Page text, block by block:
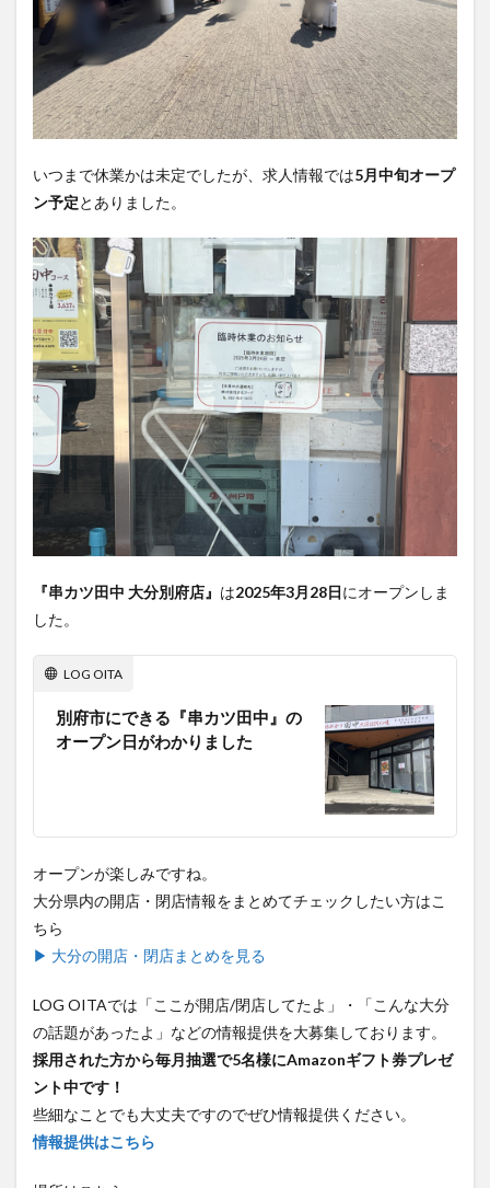
いつまで休業かは未定でしたが、求人情報では5月中旬オープ
ン予定とありました。
『串カツ田中 大分別府店』 は2025年3月28日にオープンしま
した。
LOG OITA
別府市にできる『串カツ田中』の
オープン日がわかりました
オープンが楽しみですね。
大分県内の開店・閉店情報をまとめてチェックしたい方はこ
ちら
▶ 大分の開店・閉店まとめを見る
LOG OITAでは「ここが開店/閉店してたよ」・「こんな大分
の話題があったよ」などの情報提供を大募集しております。
採用された方から毎月抽選で5名様にAmazonギフト券プレゼ
ント中です！
些細なことでも大丈夫ですのでぜひ情報提供ください。
情報提供はこちら